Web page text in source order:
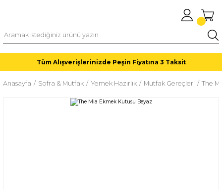
Tüm Alışverişlerinizde Peşin Fiyatına 3 Taksit
Anasayfa Sofra & Mutfak Yemek Hazırlık Mutfak Gereçleri The